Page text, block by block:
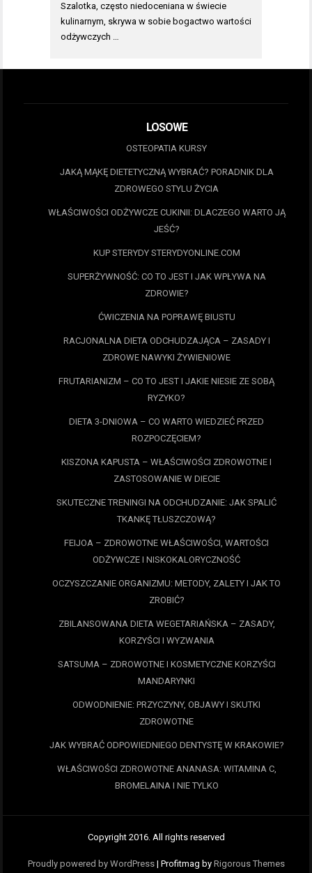
Szalotka, często niedoceniana w świecie
kulinarnym, skrywa w sobie bogactwo wartości
odżywczych …
LOSOWE
OSTEOPATIA KURSY
JAKĄ MĄKĘ DIETETYCZNĄ WYBRAĆ? PORADNIK DLA
ZDROWEGO STYLU ŻYCIA
WŁAŚCIWOŚCI ODŻYWCZE CUKINII: DLACZEGO WARTO JĄ
JEŚĆ?
KUP STERYDY STERYDYONLINE.COM
SUPERŻYWNOŚĆ: CO TO JEST I JAK WPŁYWA NA
ZDROWIE?
ĆWICZENIA NA POPRAWĘ BIUSTU
RACJONALNA DIETA ODCHUDZAJĄCA – ZASADY I
ZDROWE NAWYKI ŻYWIENIOWE
FRUTARIANIZM – CO TO JEST I JAKIE NIESIE ZE SOBĄ
RYZYKO?
DIETA 3-DNIOWA – CO WARTO WIEDZIEĆ PRZED
ROZPOCZĘCIEM?
KISZONA KAPUSTA – WŁAŚCIWOŚCI ZDROWOTNE I
ZASTOSOWANIE W DIECIE
SKUTECZNE TRENINGI NA ODCHUDZANIE: JAK SPALIĆ
TKANKĘ TŁUSZCZOWĄ?
FEIJOA – ZDROWOTNE WŁAŚCIWOŚCI, WARTOŚCI
ODŻYWCZE I NISKOKALORYCZNOŚĆ
OCZYSZCZANIE ORGANIZMU: METODY, ZALETY I JAK TO
ZROBIĆ?
ZBILANSOWANA DIETA WEGETARIAŃSKA – ZASADY,
KORZYŚCI I WYZWANIA
SATSUMA – ZDROWOTNE I KOSMETYCZNE KORZYŚCI
MANDARYNKI
ODWODNIENIE: PRZYCZYNY, OBJAWY I SKUTKI
ZDROWOTNE
JAK WYBRAĆ ODPOWIEDNIEGO DENTYSTĘ W KRAKOWIE?
WŁAŚCIWOŚCI ZDROWOTNE ANANASA: WITAMINA C,
BROMELAINA I NIE TYLKO
Copyright 2016. All rights reserved
Proudly powered by WordPress | Profitmag by Rigorous Themes